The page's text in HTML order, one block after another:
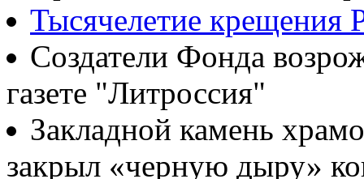
Тысячелетие крещения
Создатели Фонда
газете "Литроссия"
Закладной камень
закрыл «черную дыру»